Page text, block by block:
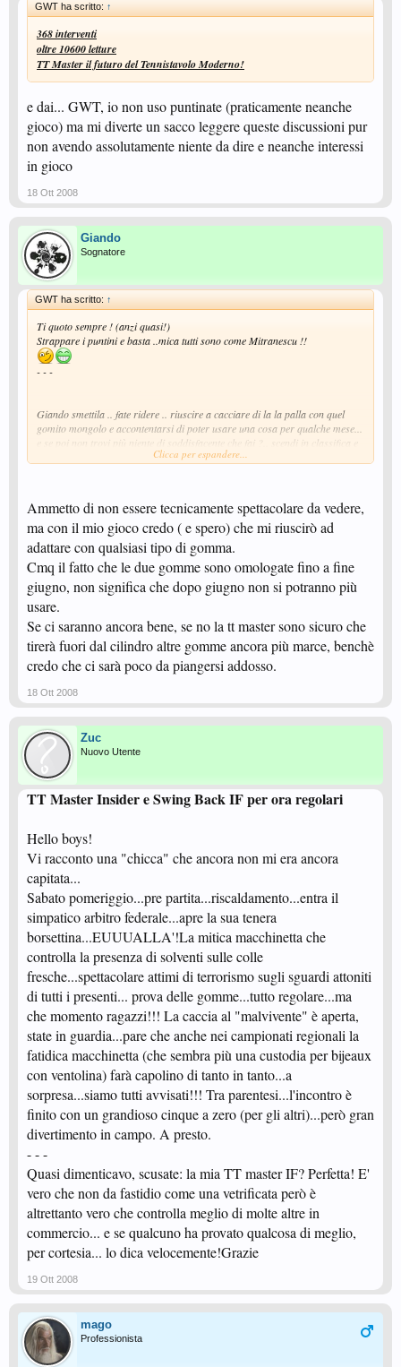
GWT ha scritto: ↑
368 interventi
oltre 10600 letture
TT Master il futuro del Tennistavolo Moderno!
e dai... GWT, io non uso puntinate (praticamente neanche
gioco) ma mi diverte un sacco leggere queste discussioni pur
non avendo assolutamente niente da dire e neanche interessi
in gioco
18 Ott 2008
Giando
Sognatore
GWT ha scritto: ↑
Ti quoto sempre ! (anzi quasi!)
Strappare i puntini e basta ..mica tutti sono come Mitranescu !!
- - -
Giando smettila .. fate ridere .. riuscire a cacciare di la la palla con quel
gomito mongolo e accontentarsi di poter usare una cosa per qualche mese...
e se poi non trovi più niente di soddisfacente che fai ?.. scendi in classifica e
da chiudere è il block quando la palla gira molto.... e la bocca di qualcuno
quando parla di ping-pong ... con la scusa di aumentare i tesserati
indiscriminatamente ... raccontiamo palle sui numeri che calano e crescono
invece quelli che montano robacce per stare a livello di D2.. ma daaii!!!
368 interventi
oltre 10600 letture
TT Master il futuro del Tennistavolo Moderno!
Clicca per espandere...
Ammetto di non essere tecnicamente spettacolare da vedere,
ma con il mio gioco credo ( e spero) che mi riuscirò ad
adattare con qualsiasi tipo di gomma.
Cmq il fatto che le due gomme sono omologate fino a fine
giugno, non significa che dopo giugno non si potranno più
usare.
Se ci saranno ancora bene, se no la tt master sono sicuro che
tirerà fuori dal cilindro altre gomme ancora più marce, benchè
credo che ci sarà poco da piangersi addosso.
18 Ott 2008
Zuc
Nuovo Utente
TT Master Insider e Swing Back IF per ora regolari
Hello boys!
Vi racconto una "chicca" che ancora non mi era ancora
capitata...
Sabato pomeriggio...pre partita...riscaldamento...entra il
simpatico arbitro federale...apre la sua tenera
borsettina...EUUUALLA'!La mitica macchinetta che
controlla la presenza di solventi sulle colle
fresche...spettacolare attimi di terrorismo sugli sguardi attoniti
di tutti i presenti... prova delle gomme...tutto regolare...ma
che momento ragazzi!!! La caccia al "malvivente" è aperta,
state in guardia...pare che anche nei campionati regionali la
fatidica macchinetta (che sembra più una custodia per bijeaux
con ventolina) farà capolino di tanto in tanto...a
sorpresa...siamo tutti avvisati!!! Tra parentesi...l'incontro è
finito con un grandioso cinque a zero (per gli altri)...però gran
divertimento in campo. A presto.
- - -
Quasi dimenticavo, scusate: la mia TT master IF? Perfetta! E'
vero che non da fastidio come una vetrificata però è
altrettanto vero che controlla meglio di molte altre in
commercio... e se qualcuno ha provato qualcosa di meglio,
per cortesia... lo dica velocemente!Grazie
19 Ott 2008
mago
Professionista